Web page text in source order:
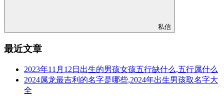
私信
最近文章
2023年11月12日出生的男孩女孩五行缺什么,五行属什么
2024属龙最吉利的名字是哪些,2024年出生男孩取名字大
全